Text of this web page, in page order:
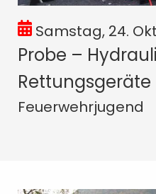
Samstag, 24.
Probe –
Rettungsgeräte
Feuerwehrjugend